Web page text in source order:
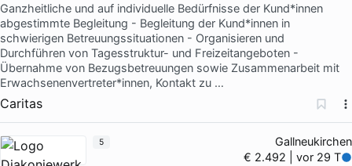
Ganzheitliche und auf individuelle Bedürfnisse der Kund*innen
abgestimmte Begleitung - Begleitung der Kund*innen in
schwierigen Betreuungssituationen - Organisieren und
Durchführen von Tagesstruktur- und Freizeitangeboten -
Übernahme von Bezugsbetreuungen sowie Zusammenarbeit mit
Erwachsenenvertreter*innen, Kontakt zu …
Caritas
Gallneukirchen
€ 2.492 | vor 29 T
5